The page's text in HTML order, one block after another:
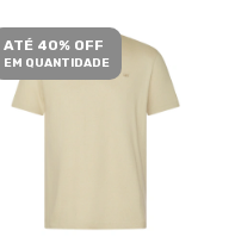
ATÉ 40% OFF
EM QUANTIDADE